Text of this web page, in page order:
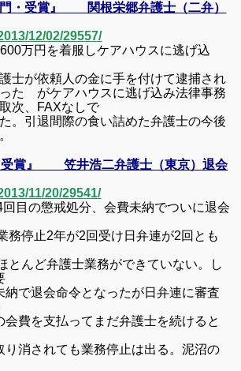
・受賞』 関根栄郷弁護士（二弁）
12/02/29557/
万円を着服しケアハウスに逃げ込
が依頼人の金に手を付けて逮捕され
た がケアハウスに逃げ込み法律事務
次、FAXなしで
。 引退間際の食い詰めた弁護士の今後
賞』 笠井浩二弁護士（東京）退会
11/20/29541/
回目の懲戒処分、会費未納でついに退会
務停止2年が2回受け日弁連が2回とも
とんど弁護士業務ができていない。し
で退会命令となったが日弁連に審査
費を支払ってまだ弁護士を続けると
消されても業務停止は出る。泥沼の